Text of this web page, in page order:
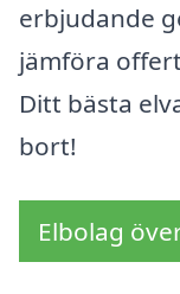
erbjudande
jämföra
Ditt bästa
bort!
Elbolag